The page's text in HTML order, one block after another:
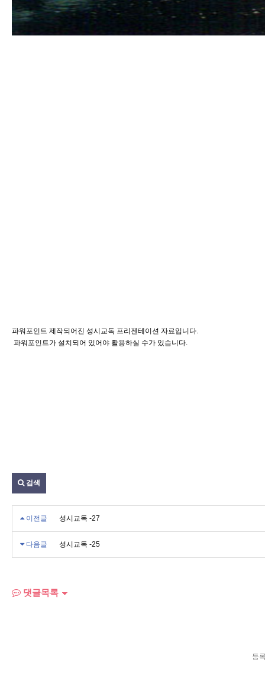
파워포인트 제작되어진 성시교독 프리젠테이션 자료입니다.
파워포인트가 설치되어 있어야 활용하실 수가 있습니다.
검색
이전글 성시교독 -27
다음글 성시교독 -25
댓글목록
등